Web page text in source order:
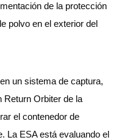
de la protección
polvo en el exterior del
un sistema de captura,
Return Orbiter de la
el contenedor de
La ESA está evaluando el